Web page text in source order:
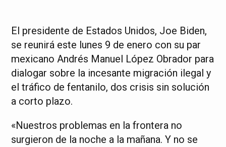
El presidente de Estados Unidos, Joe Biden,
se reunirá este lunes 9 de enero con su par
mexicano Andrés Manuel López Obrador para
dialogar sobre la incesante migración ilegal y
el tráfico de fentanilo, dos crisis sin solución
a corto plazo.
«Nuestros problemas en la frontera no
surgieron de la noche a la mañana. Y no se